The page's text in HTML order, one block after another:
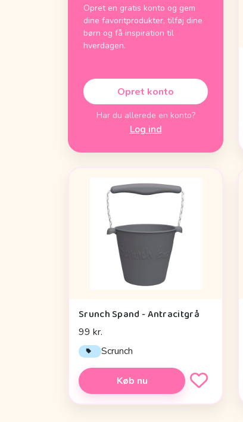
Opret en gratis konto og gem
dine favoritprodukter, tilføj dine
børn og få inspiration til
hverdagen.
Opret konto
Har du allerede en konto?
Log ind
Srunch Spand - Antracitgrå
99 kr.
Scrunch
Køb nu